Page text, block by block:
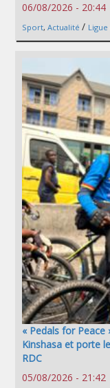
06/08/2026 - 20:44
Sport, Actualité /
« Pedals for
Kinshasa et porte
RDC
05/08/2026 - 21:42